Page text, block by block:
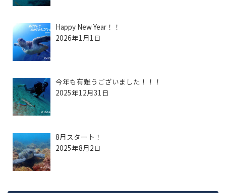
Happy New Year！！
2026年1月1日
今年も有難うございました！！！
2025年12月31日
8月スタート！
2025年8月2日